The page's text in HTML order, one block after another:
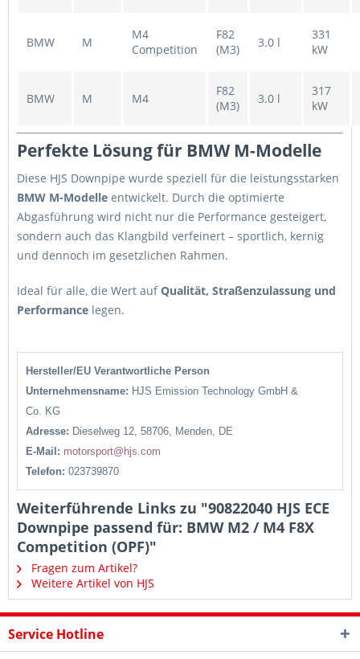
BMW M
M4
Competition
F82
(M3)
3.0 l
331
kW
BMW M M4
F82
(M3)
3.0 l
317
kW
Perfekte Lösung für BMW M-Modelle
Diese HJS Downpipe wurde speziell für die leistungsstarken
BMW M-Modelle entwickelt. Durch die optimierte
Abgasführung wird nicht nur die Performance gesteigert,
sondern auch das Klangbild verfeinert – sportlich, kernig
und dennoch im gesetzlichen Rahmen.
Ideal für alle, die Wert aufQualität, Straßenzulassung und
Performance legen.
Hersteller/EU Verantwortliche Person
Unternehmensname: HJS Emission Technology GmbH &
Co. KG
Adresse: Dieselweg 12, 58706, Menden, DE
E-Mail: motorsport@hjs.com
Telefon: 023739870
Weiterführende Links zu "90822040 HJS ECE
Downpipe passend für: BMW M2 / M4 F8X
Competition (OPF)"
Fragen zum Artikel?
Weitere Artikel von HJS
Service Hotline